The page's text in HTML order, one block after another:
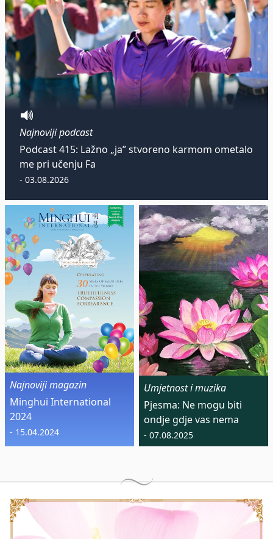
Najnoviji podcast
Podcast 415: Lažno „ja” stvoreno karmom ometalo
me pri učenju Fa
- 03.08.2026
Najnoviji magazin
Minghui International
2024
- 15.04.2024
Umjetnost i muzika
Pjesma: Ne mogu biti
ondje gdje vas nema
- 07.08.2025